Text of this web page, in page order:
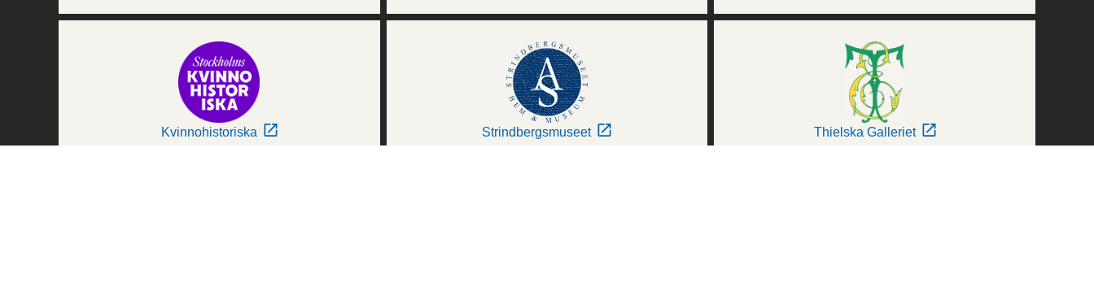
Kvinnohistoriska Strindbergsmuseet Thielska Galleriet